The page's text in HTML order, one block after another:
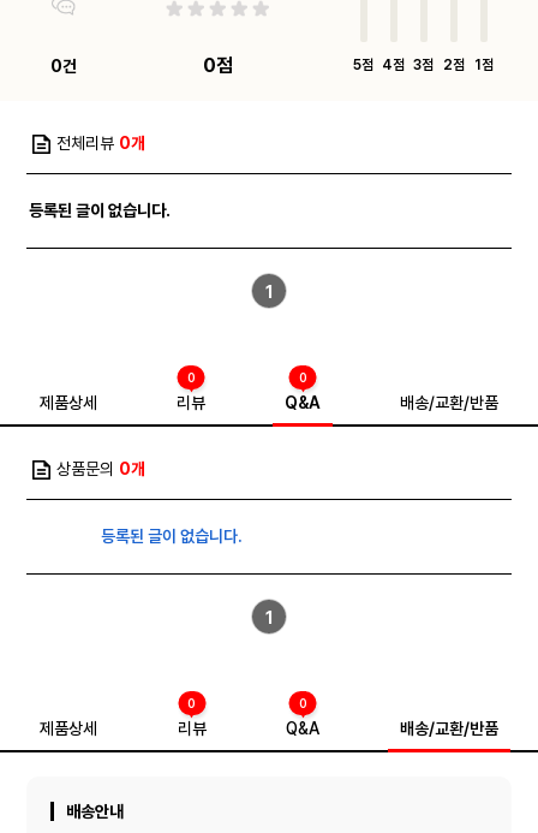
0건 0점 5점 4점 3점 2점 1점
전체리뷰 0개
등록된 글이 없습니다.
1
제품상세 리뷰
0
Q&A
0
배송/교환/반품
상품문의 0개
등록된 글이 없습니다.
1
제품상세 리뷰
0
Q&A
0
배송/교환/반품
배송안내